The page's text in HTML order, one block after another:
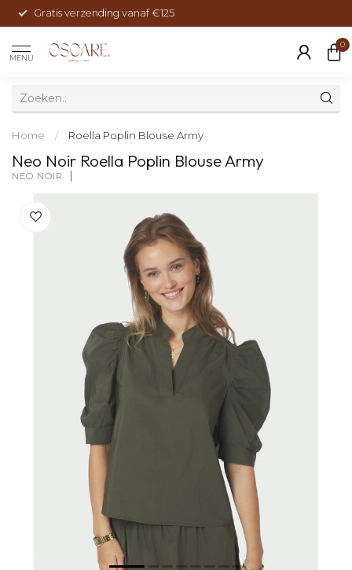
Gratis verzending vanaf €125
MENU
0
Home / Roella Poplin Blouse Army
Neo Noir Roella Poplin Blouse Army
NEO NOIR